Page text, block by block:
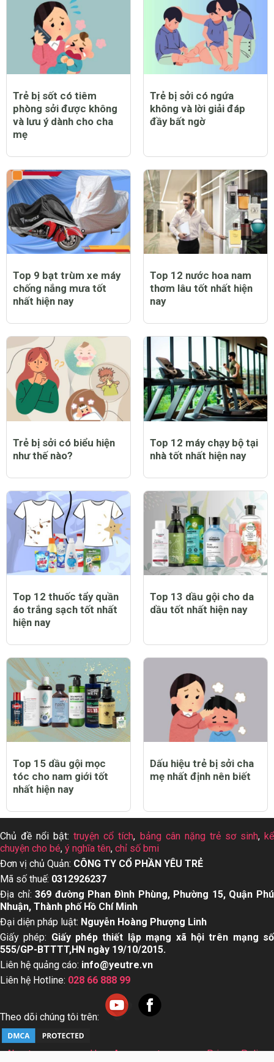
Trẻ bị sốt có tiêm
phòng sởi được không
và lưu ý dành cho cha
mẹ
Trẻ bị sởi có ngứa
không và lời giải đáp
đầy bất ngờ
Top 9 bạt trùm xe máy
chống nắng mưa tốt
nhất hiện nay
Top 12 nước hoa nam
thơm lâu tốt nhất hiện
nay
Trẻ bị sởi có biểu hiện
như thế nào?
Top 12 máy chạy bộ tại
nhà tốt nhất hiện nay
Top 12 thuốc tẩy quần
áo trắng sạch tốt nhất
hiện nay
Top 13 dầu gội cho da
dầu tốt nhất hiện nay
Top 15 dầu gội mọc
tóc cho nam giới tốt
nhất hiện nay
Dấu hiệu trẻ bị sởi cha
mẹ nhất định nên biết
Chủ đề nổi bật:truyện cổ tích, bảng cân nặng trẻ sơ sinh, kể
chuyện cho bé, ý nghĩa tên, chỉ số bmi
Đơn vị chủ Quản: CÔNG TY CỔ PHẦN YÊU TRẺ
Mã số thuế: 0312926237
Địa chỉ:369 đường Phan Đình Phùng, Phường 15, Quận Phú
Nhuận, Thành phố Hồ Chí Minh
Đại diện pháp luật: Nguyễn Hoàng Phượng Linh
Giấy phép: Giấy phép thiết lập mạng xã hội trên mạng số
555/GP-BTTTT,HN ngày 19/10/2015.
Liên hệ quảng cáo: info@yeutre.vn
Liên hệ Hotline: 028 66 888 99
Theo dõi chúng tôi trên:
About us User Agreement
Privacy Policy